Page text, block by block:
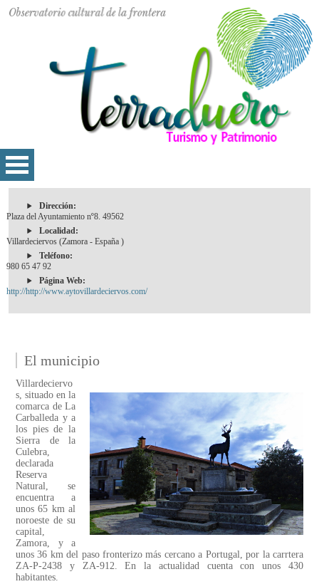
Dirección:
Plaza del Ayuntamiento nº8. 49562
Localidad:
Villardeciervos (Zamora - España )
Teléfono:
980 65 47 92
Página Web:
http://http://www.aytovillardeciervos.com/
El municipio
Villardeciervo
s, situado en la
comarca de La
Carballeda y a
los pies de la
Sierra de la
Culebra,
declarada
Reserva
Natural, se
encuentra a
unos 65 km al
noroeste de su
capital,
Zamora, y a
unos 36 km del paso fronterizo más cercano a Portugal, por la carrtera
ZA-P-2438 y ZA-912. En la actualidad cuenta con unos 430
habitantes.